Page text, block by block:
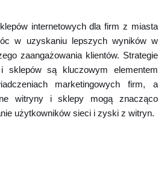
internetowych dla firm z miasta
w uzyskaniu lepszych wyników w
zaangażowania klientów. Strategie
sklepów są kluczowym elementem
marketingowych firm, a
witryny i sklepy mogą znacząco
użytkowników sieci i zyski z witryn.